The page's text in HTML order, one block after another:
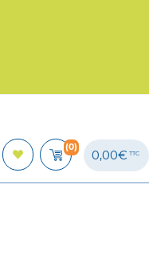
(0)
0,00€TTC